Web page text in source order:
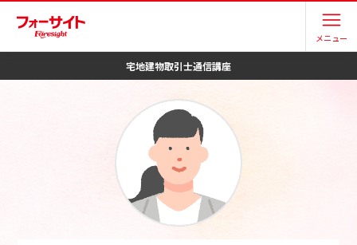
メニュー
宅地建物取引士通信講座